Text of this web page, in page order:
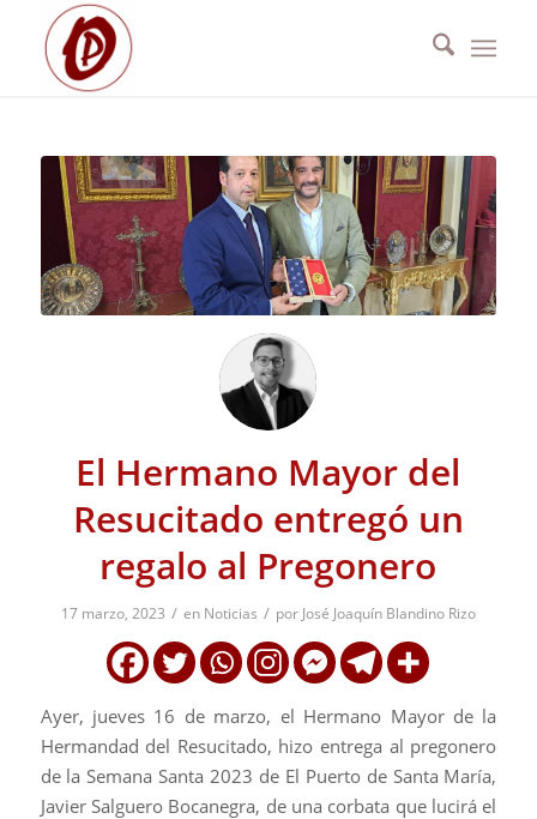
El Hermano Mayor del
Resucitado entregó un
regalo al Pregonero
17 marzo, 2023 / en Noticias / por José Joaquín Blandino Rizo
Ayer, jueves 16 de marzo, el Hermano Mayor de la
Hermandad del Resucitado, hizo entrega al pregonero
de la Semana Santa 2023 de El Puerto de Santa María,
Javier Salguero Bocanegra, de una corbata que lucirá el